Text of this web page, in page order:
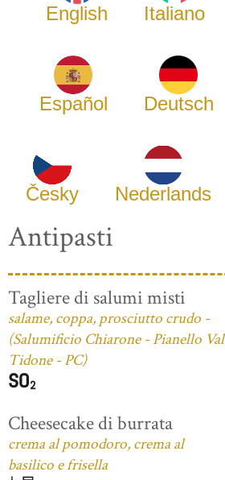
English Italiano
Español Deutsch
Česky Nederlands
Antipasti
Tagliere di salumi misti
salame, coppa, prosciutto crudo -
(Salumificio Chiarone - Pianello Val
Tidone - PC)
Cheesecake di burrata
crema al pomodoro, crema al
basilico e frisella